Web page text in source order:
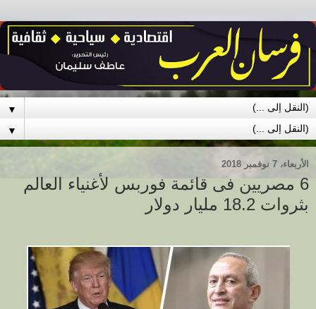
▼
▼
الأربعاء، 7 نوفمبر 2018
6 مصريين فى قائمة فوربس لأغنياء العالم
بثروات 18.2 مليار دولار